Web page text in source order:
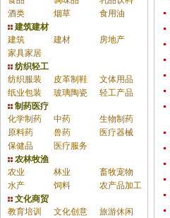
酒类
烟草
食用油
建筑建材
建筑
建材
房地产
家具家居
纺织轻工
纺织服装
皮革制鞋
文体用品
纸业包装
玻璃陶瓷
轻工产品
制药医疗
化学制药
中药
生物制药
原料药
兽药
医疗器械
保健品
医疗服务
农林牧渔
农业
林业
畜牧宠物
水产
饲料
农产品加工
文化商贸
教育培训
文化创意
旅游休闲